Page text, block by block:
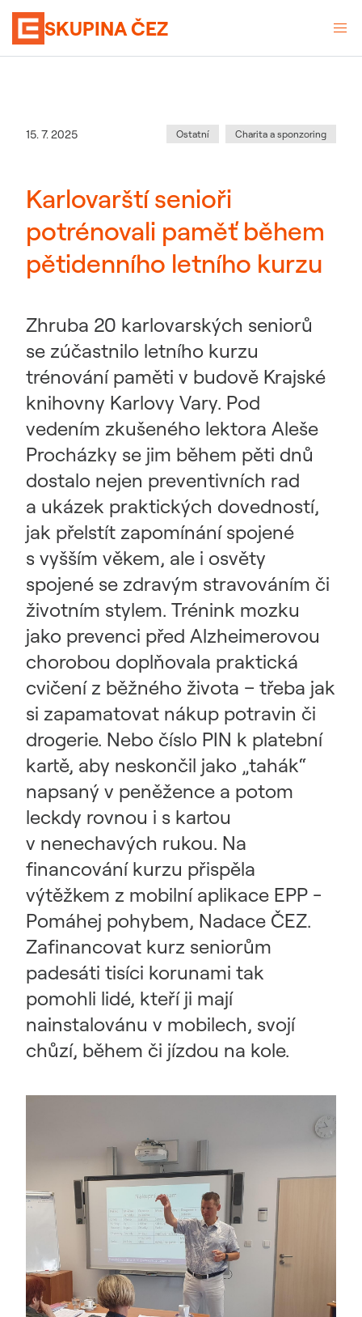
SKUPINA ČEZ
Datum zveřejnění
15. 7. 2025 Kategorie
Ostatní Charita a sponzoring
Karlovarští senioři
potrénovali paměť během
pětidenního letního kurzu
Zhruba 20 karlovarských seniorů
se zúčastnilo letního kurzu
trénování paměti v budově Krajské
knihovny Karlovy Vary. Pod
vedením zkušeného lektora Aleše
Procházky se jim během pěti dnů
dostalo nejen preventivních rad
a ukázek praktických dovedností,
jak přelstít zapomínání spojené
s vyšším věkem, ale i osvěty
spojené se zdravým stravováním či
životním stylem. Trénink mozku
jako prevenci před Alzheimerovou
chorobou doplňovala praktická
cvičení z běžného života – třeba jak
si zapamatovat nákup potravin či
drogerie. Nebo číslo PIN k platební
kartě, aby neskončil jako „tahák“
napsaný v peněžence a potom
leckdy rovnou i s kartou
v nenechavých rukou. Na
financování kurzu přispěla
výtěžkem z mobilní aplikace EPP -
Pomáhej pohybem, Nadace ČEZ.
Zafinancovat kurz seniorům
padesáti tisíci korunami tak
pomohli lidé, kteří ji mají
nainstalovánu v mobilech, svojí
chůzí, během či jízdou na kole.